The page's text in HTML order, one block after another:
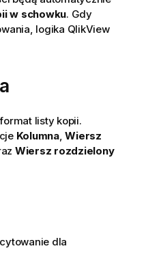
w schowku. Gdy
logika QlikView
listy kopii.
Kolumna,Wiersz
Wiersz rozdzielony
dla